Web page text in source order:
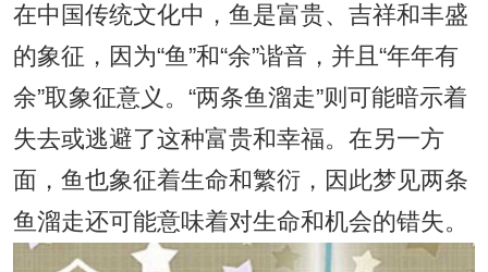
在中国传统文化中，鱼是富贵、吉祥和丰盛
的象征，因为“鱼”和“余”谐音，并且“年年有
余”取象征意义。“两条鱼溜走”则可能暗示着
失去或逃避了这种富贵和幸福。在另一方
面，鱼也象征着生命和繁衍，因此梦见两条
鱼溜走还可能意味着对生命和机会的错失。